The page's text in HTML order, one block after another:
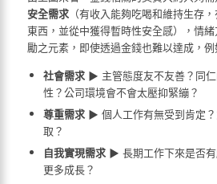
安全需求（有收入能夠吃喝和維持生存
東西，並從中獲得暫時性安全感），情
勵之元素，即使透過金錢也難以達成，例
社會需求▶ 主管態度友不友善？同仁
性？公司環境會不會太壓抑緊繃？
尊重需求▶ 個人工作有無受到肯定
取？
自我實現需求▶ 長期工作下來是否有
更多成長？